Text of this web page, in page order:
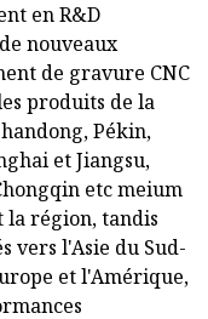
en R&D
nouveaux
de gravure CNC
produits de la
Pékin,
et Jiangsu,
etc meium
la région, tandis
vers l'Asie du Sud-
et l'Amérique,